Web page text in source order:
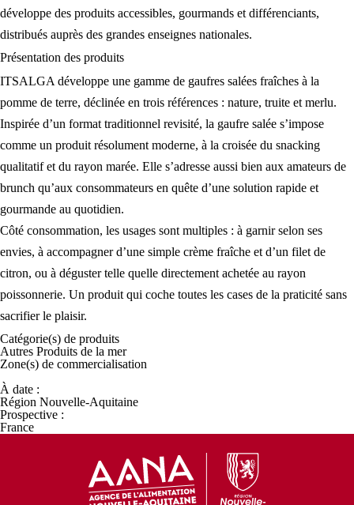
développe des produits accessibles, gourmands et différenciants,
distribués auprès des grandes enseignes nationales.
Présentation des produits
ITSALGA développe une gamme de gaufres salées fraîches à la
pomme de terre, déclinée en trois références : nature, truite et merlu.
Inspirée d’un format traditionnel revisité, la gaufre salée s’impose
comme un produit résolument moderne, à la croisée du snacking
qualitatif et du rayon marée. Elle s’adresse aussi bien aux amateurs de
brunch qu’aux consommateurs en quête d’une solution rapide et
gourmande au quotidien.
Côté consommation, les usages sont multiples : à garnir selon ses
envies, à accompagner d’une simple crème fraîche et d’un filet de
citron, ou à déguster telle quelle directement achetée au rayon
poissonnerie. Un produit qui coche toutes les cases de la praticité sans
sacrifier le plaisir.
Catégorie(s) de produits
Autres Produits de la mer
Zone(s) de commercialisation
À date :
Région Nouvelle-Aquitaine
Prospective :
France